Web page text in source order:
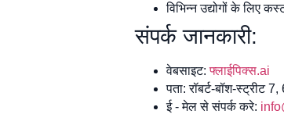
विभिन्न उद्योगों के लिए
संपर्क जानकारी:
वेबसाइट:फ्लाईपिक्स.ai
पता: रॉबर्ट-बॉश-स्ट्रीट
ई - मेल से संपर्क करे: